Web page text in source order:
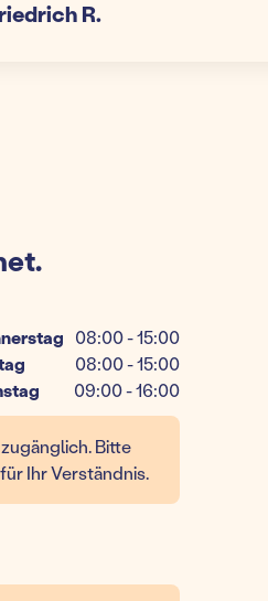
R.
08:00 - 15:00
08:00 - 15:00
09:00 - 16:00
Bitte
Ihr Verständnis.